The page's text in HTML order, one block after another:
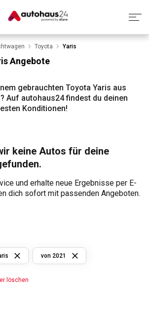
Alle Fragen & Antworten
um die Inzahlungnahme
Toyota Yaris
Angebote
gebrauchten Toyota Yaris aus
Auf autohaus24 findest du deinen
Konditionen!
keine Autos für deine
und erhalte neue Ergebnisse per E-
dich sofort mit passenden Angeboten.
von 2021
löschen